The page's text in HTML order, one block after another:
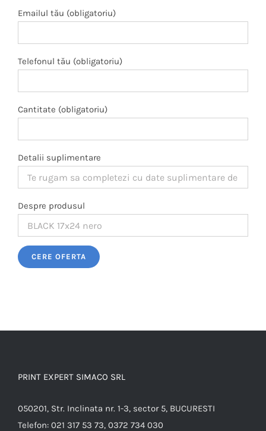
Emailul tău (obligatoriu)
Telefonul tău (obligatoriu)
Cantitate (obligatoriu)
Detalii suplimentare
Despre produsul
Please leave this field empty.
PRINT EXPERT SIMACO SRL
050201, Str. Inclinata nr. 1-3, sector 5, BUCURESTI
Telefon: 021 317 53 73, 0372 734 030